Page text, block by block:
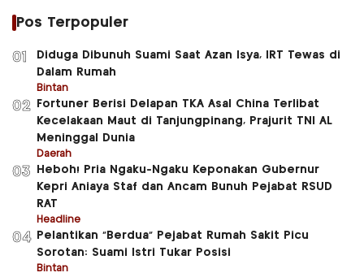
Pos Terpopuler
01
Diduga Dibunuh Suami Saat Azan Isya, IRT Tewas di
Dalam Rumah
Bintan
02
Fortuner Berisi Delapan TKA Asal China Terlibat
Kecelakaan Maut di Tanjungpinang, Prajurit TNI AL
Meninggal Dunia
Daerah
03
Heboh! Pria Ngaku-Ngaku Keponakan Gubernur
Kepri Aniaya Staf dan Ancam Bunuh Pejabat RSUD
RAT
Headline
04
Pelantikan “Berdua” Pejabat Rumah Sakit Picu
Sorotan: Suami Istri Tukar Posisi
Bintan